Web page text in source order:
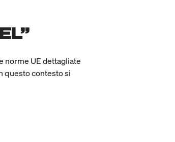
norme UE dettagliate
questo contesto si